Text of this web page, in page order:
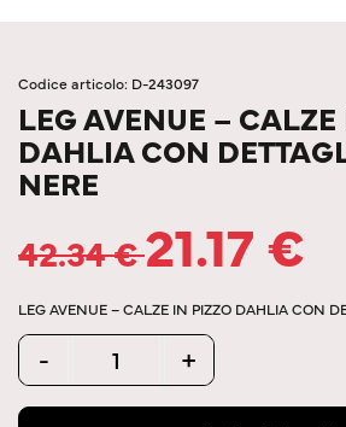
Codice articolo: D-243097
LEG AVENUE –
DAHLIA CON
NERE
42.34€21.17€
LEG AVENUE – CALZE IN PIZZO DAHLIA CON
Quantity
- +